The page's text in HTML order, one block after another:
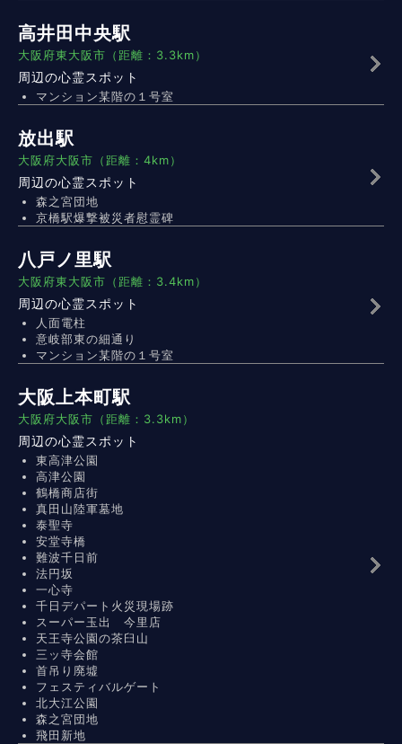
高井田中央駅
大阪府東大阪市（距離：3.3km）
周辺の心霊スポット
マンション某階の１号室
放出駅
大阪府大阪市（距離：4km）
周辺の心霊スポット
森之宮団地
京橋駅爆撃被災者慰霊碑
八戸ノ里駅
大阪府東大阪市（距離：3.4km）
周辺の心霊スポット
人面電柱
意岐部東の細通り
マンション某階の１号室
大阪上本町駅
大阪府大阪市（距離：3.3km）
周辺の心霊スポット
東高津公園
高津公園
鶴橋商店街
真田山陸軍墓地
泰聖寺
安堂寺橋
難波千日前
法円坂
一心寺
千日デパート火災現場跡
スーパー玉出 今里店
天王寺公園の茶臼山
三ッ寺会館
首吊り廃墟
フェスティバルゲート
北大江公園
森之宮団地
飛田新地